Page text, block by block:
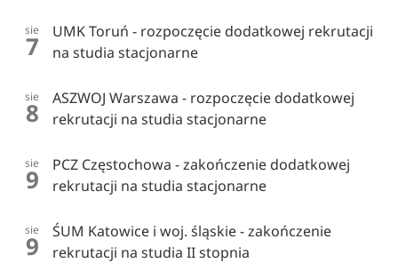
sie
7
UMK Toruń - rozpoczęcie dodatkowej rekrutacji
na studia stacjonarne
sie
8
ASZWOJ Warszawa - rozpoczęcie dodatkowej
rekrutacji na studia stacjonarne
sie
9
PCZ Częstochowa - zakończenie dodatkowej
rekrutacji na studia stacjonarne
sie
9
ŚUM Katowice i woj. śląskie - zakończenie
rekrutacji na studia II stopnia